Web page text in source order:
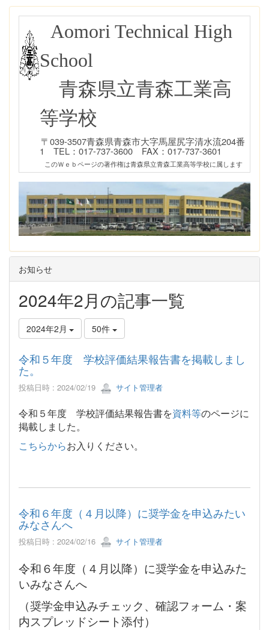
Aomori Technical High
School
青森県立青森工業高
等学校
〒039-3507青森県青森市大字馬屋尻字清水流204番
1 TEL：017-737-3600 FAX：017-737-3601
このＷｅｂページの著作権は青森県立青森工業高等学校に属します
お知らせ
2024年2月の記事一覧
2024年2月 50件
令和５年度 学校評価結果報告書を掲載しまし
た。
投稿日時 : 2024/02/19 サイト管理者
令和５年度 学校評価結果報告書を資料等のページに
掲載しました。
こちらからお入りください。
令和６年度（４月以降）に奨学金を申込みたい
みなさんへ
投稿日時 : 2024/02/16 サイト管理者
令和６年度（４月以降）に奨学金を申込みた
いみなさんへ
（奨学金申込みチェック、確認フォーム・案
内スプレッドシート添付）